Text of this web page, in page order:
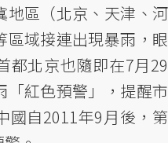
地區（北京、天津、河
區域接連出現暴雨，眼
都北京也隨即在7月29
「紅色預警」，提醒市
自2011年9月後，第